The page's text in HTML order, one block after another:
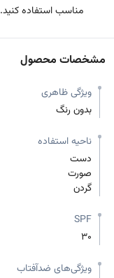
مناسب استفاده کنید.
مشخصات محصول
ویژگی ظاهری
بدون رنگ
ناحیه استفاده
دست
صورت
گردن
SPF
30
ویژگی‌های ضدآفتاب